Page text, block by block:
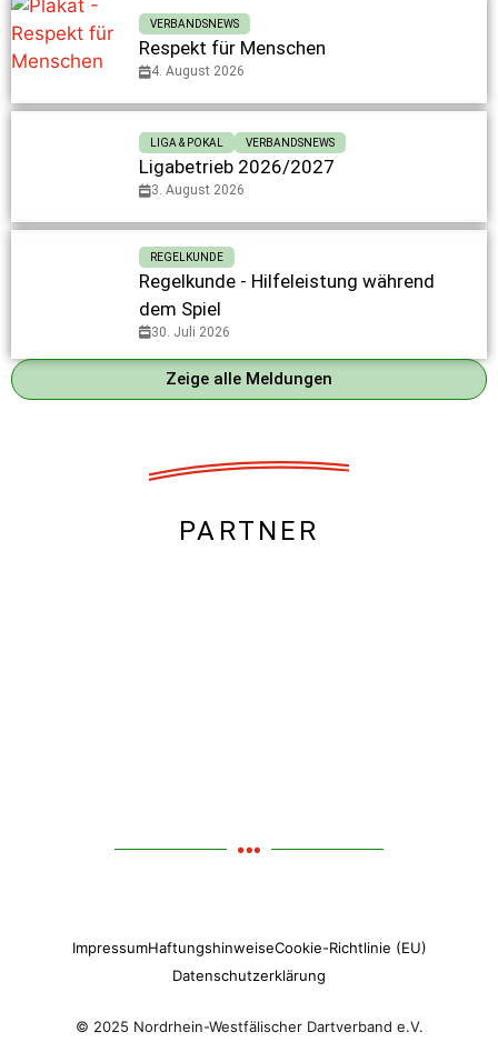
VERBANDSNEWS
Respekt für Menschen
4. August 2026
LIGA & POKAL VERBANDSNEWS
Ligabetrieb 2026/2027
3. August 2026
REGELKUNDE
Regelkunde - Hilfeleistung während
dem Spiel
30. Juli 2026
Zeige alle Meldungen
PARTNER
ImpressumHaftungshinweiseCookie-Richtlinie (EU)
Datenschutzerklärung